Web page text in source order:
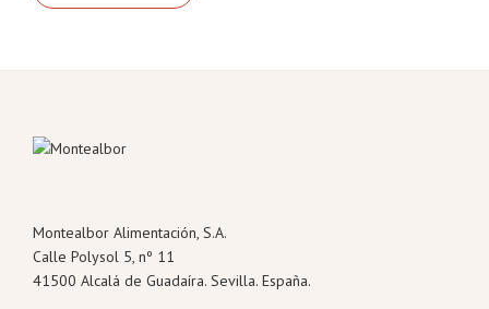
Footer
Montealbor Alimentación, S.A.
Calle Polysol 5, nº 11
41500 Alcalá de Guadaíra. Sevilla. España.